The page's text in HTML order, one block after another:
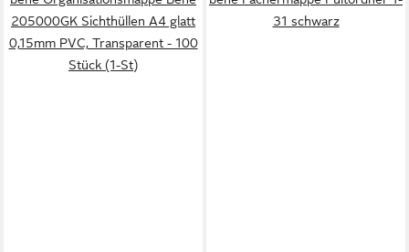
205000GK Sichthüllen A4 glatt
0,15mm PVC, Transparent - 100
Stück (1-St)
31 schwarz